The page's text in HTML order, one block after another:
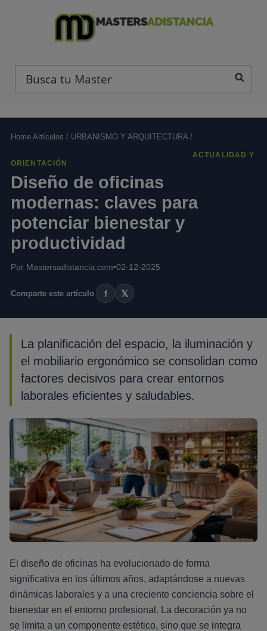
Home Artículos / URBANISMO Y ARQUITECTURA/
ACTUALIDAD Y
ORIENTACIÓN
Diseño de oficinas
modernas: claves para
potenciar bienestar y
productividad
Por Mastersadistancia.com•02-12-2025
Comparte este artículo f 𝕏
La planificación del espacio, la iluminación y
el mobiliario ergonómico se consolidan como
factores decisivos para crear entornos
laborales eficientes y saludables.
El diseño de oficinas ha evolucionado de forma
significativa en los últimos años, adaptándose a nuevas
dinámicas laborales y a una creciente conciencia sobre el
bienestar en el entorno profesional. La decoración ya no
se limita a un componente estético, sino que se integra